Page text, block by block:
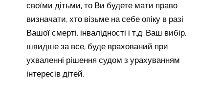
своїми дітьми, то Ви будете мати право
визначати, хто візьме на себе опіку в разі
Вашої смерті, інвалідності і т.д. Ваш вибір,
швидше за все, буде врахований при
ухваленні рішення судом з урахуванням
інтересів дітей.